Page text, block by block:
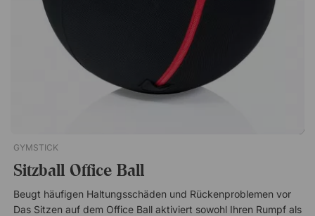
den täglichen Bürogebrauch. Hergestellt aus langlebigen
Materialien Fördert eine gesunde Körperhaltung Perfekte
Ergänzung zu höhenverstellbaren Schreibtischen
GYMSTICK
Sitzball Office Ball
Beugt häufigen Haltungsschäden und Rückenproblemen vor
Das Sitzen auf dem Office Ball aktiviert sowohl Ihren Rumpf als